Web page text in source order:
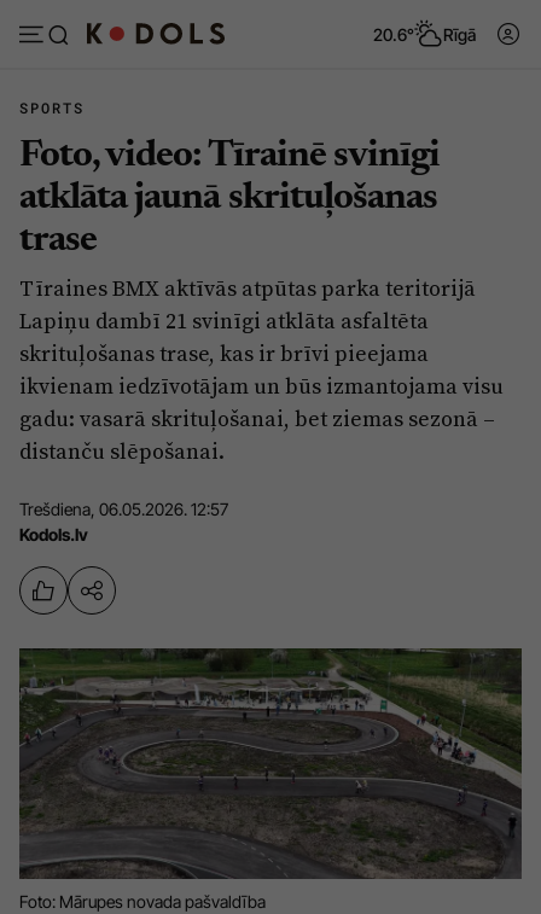
20.6° Rīgā
Abonēt Pieslēgties
Ziņas
Politika
Pašvaldības
Izglītība
Veselība
Vide
Sports
Drošība
Viedokļi
Dzīve un ticība
Ekonomika
Krimināli
Pierīga
Ādaži
Ķekava
Olaine
Projekti
Mediju atbalsta fonds
Zivju fonds
Zaļā nākotne
SPORTS
Foto, video: Tīrainē svinīgi
atklāta jaunā skrituļošanas
trase
Tīraines BMX aktīvās atpūtas parka teritorijā
Lapiņu dambī 21 svinīgi atklāta asfaltēta
skrituļošanas trase, kas ir brīvi pieejama
ikvienam iedzīvotājam un būs izmantojama visu
gadu: vasarā skrituļošanai, bet ziemas sezonā –
distanču slēpošanai.
Trešdiena, 06.05.2026. 12:57
Kodols.lv
Foto: Mārupes novada pašvaldība